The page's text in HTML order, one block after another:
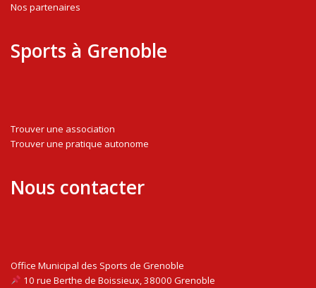
Nos partenaires
Sports à Grenoble
Trouver une association
Trouver une pratique autonome
Nous contacter
Office Municipal des Sports de Grenoble
10 rue Berthe de Boissieux, 38000 Grenoble